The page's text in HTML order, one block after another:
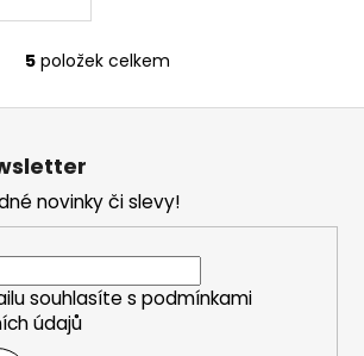
O
v
a
c
í
p
r
5 položek celkem
novinky či slevy!
souhlasíte s podmínkami
údajů